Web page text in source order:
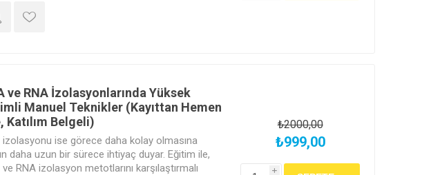
ve RNA İzolasyonlarında Yüksek
Manuel Teknikler (Kayıttan Hemen
Katılım Belgeli)
izolasyonu ise görece daha kolay olmasına
daha uzun bir sürece ihtiyaç duyar. Eğitim ile,
ve RNA izolasyon metotlarını karşılaştırmalı
₺2000,00
₺999,00
i